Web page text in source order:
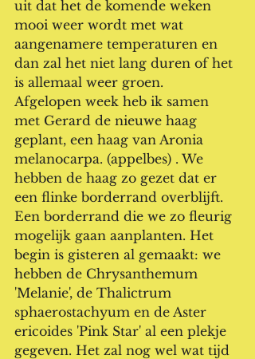
uit dat het de komende weken
mooi weer wordt met wat
aangenamere temperaturen en
dan zal het niet lang duren of het
is allemaal weer groen.
Afgelopen week heb ik samen
met Gerard de nieuwe haag
geplant, een haag van Aronia
melanocarpa. (appelbes) . We
hebben de haag zo gezet dat er
een flinke borderrand overblijft.
Een borderrand die we zo fleurig
mogelijk gaan aanplanten. Het
begin is gisteren al gemaakt: we
hebben de Chrysanthemum
'Melanie', de Thalictrum
sphaerostachyum en de Aster
ericoides 'Pink Star' al een plekje
gegeven. Het zal nog wel wat tijd